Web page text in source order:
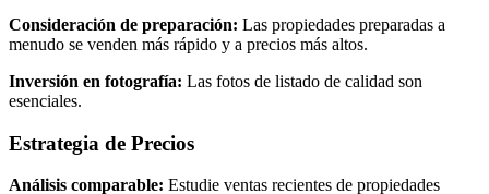
Consideración de preparación: Las propiedades preparadas a
menudo se venden más rápido y a precios más altos.
Inversión en fotografía: Las fotos de listado de calidad son
esenciales.
Estrategia de Precios
Análisis comparable: Estudie ventas recientes de propiedades